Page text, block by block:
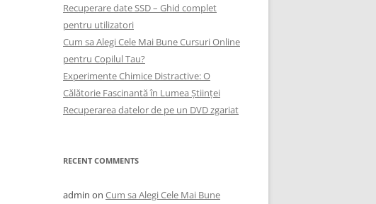
Recuperare date SSD – Ghid complet
pentru utilizatori
Cum sa Alegi Cele Mai Bune Cursuri Online
pentru Copilul Tau?
Experimente Chimice Distractive: O
Călătorie Fascinantă în Lumea Științei
Recuperarea datelor de pe un DVD zgariat
RECENT COMMENTS
admin on Cum sa Alegi Cele Mai Bune